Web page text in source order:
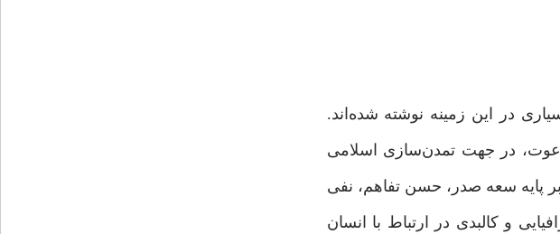
در این زمینه نوشته شده‌اند.
در جهت تمدن‌سازی اسلامی
پایه سعه صدر، حسن تفاهم، نفی
و کالبدی در ارتباط با انسان